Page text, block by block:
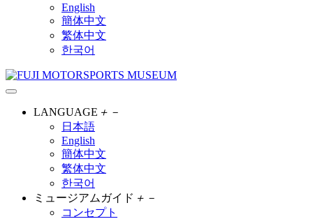
English
簡体中文
繁体中文
한국어
LANGUAGE ＋ －
日本語
English
簡体中文
繁体中文
한국어
ミュージアムガイド ＋ －
コンセプト